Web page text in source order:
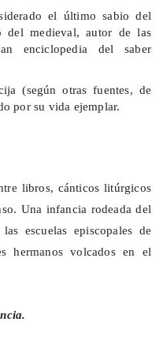
el último sabio del
medieval, autor de las
enciclopedia del saber
(según otras fuentes, de
por su vida ejemplar.
libros, cánticos litúrgicos
Una infancia rodeada del
escuelas episcopales de
hermanos volcados en el